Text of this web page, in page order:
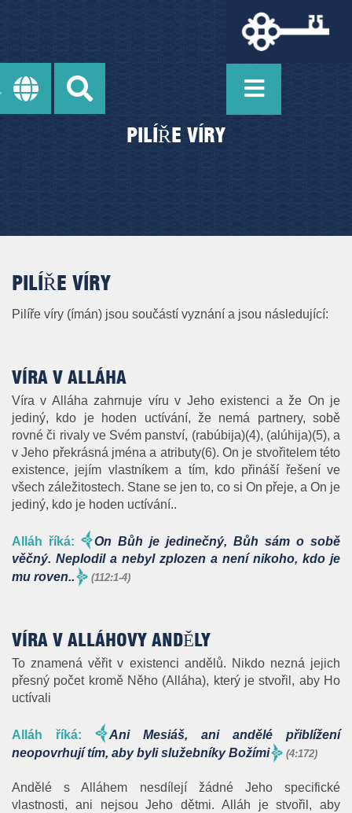
PILÍŘE VÍRY
PILÍŘE VÍRY
Pilíře víry (ímán) jsou součástí vyznání a jsou následující:
VÍRA V ALLÁHA
Víra v Alláha zahrnuje víru v Jeho existenci a že On je
jediný, kdo je hoden uctívání, že nemá partnery, sobě
rovné či rivaly ve Svém panství, (rabúbija)(4), (alúhija)(5), a
v Jeho překrásná jména a atributy(6). On je stvořitelem této
existence, jejím vlastníkem a tím, kdo přináší řešení ve
všech záležitostech. Stane se jen to, co si On přeje, a On je
jediný, kdo je hoden uctívání..
Alláh říká:
On Bůh je jedinečný, Bůh sám o sobě
věčný. Neplodil a nebyl zplozen a není nikoho, kdo je
mu roven..
(112:1-4)
VÍRA V ALLÁHOVY ANDĚLY
To znamená věřit v existenci andělů. Nikdo nezná jejich
přesný počet kromě Něho (Alláha), který je stvořil, aby Ho
uctívali
Alláh říká:
Ani Mesiáš, ani andělé přiblížení
neopovrhují tím, aby byli služebníky Božími
(4:172)
Andělé s Alláhem nesdílejí žádné Jeho specifické
vlastnosti, ani nejsou Jeho dětmi. Alláh je stvořil, aby